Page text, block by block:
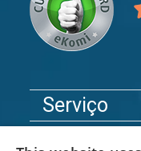
Serviço